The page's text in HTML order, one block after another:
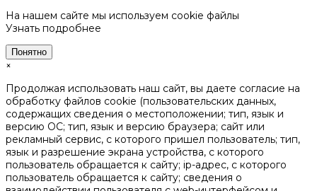
На нашем сайте мы используем cookie файлы
Узнать подробнее
Понятно
×
Продолжая использовать наш сайт, вы даете согласие на
обработку файлов cookie (пользовательских данных,
содержащих сведения о местоположении; тип, язык и
версию ОС; тип, язык и версию браузера; сайт или
рекламный сервис, с которого пришел пользователь; тип,
язык и разрешение экрана устройства, с которого
пользователь обращается к сайту; ip-адрес, с которого
пользователь обращается к сайту; сведения о